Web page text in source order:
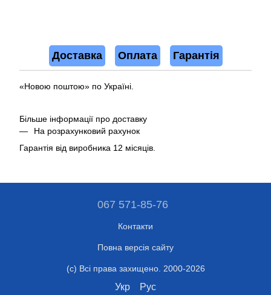
Доставка Оплата Гарантія
«Новою поштою» по Україні.
Більше інформації про доставку
На розрахунковий рахунок
Гарантія від виробника 12 місяців.
067 571-85-76
Контакти
Повна версія сайту
(c) Всі права захищено. 2000-2026
Укр Рус